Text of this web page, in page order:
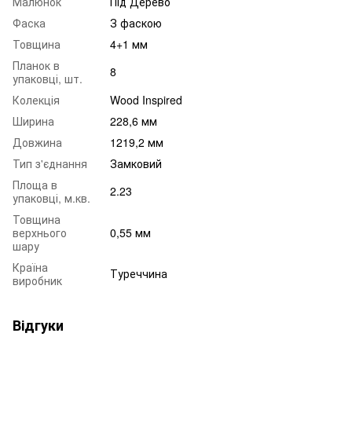
Фаска
З фаскою
Товщина
4+1 мм
Планок в
упаковці, шт.
8
Колекція
Wood Inspired
Ширина
228,6 мм
Довжина
1219,2 мм
Тип з'єднання
Замковий
Площа в
упаковці, м.кв.
2.23
Товщина
верхнього
шару
0,55 мм
Країна
виробник
Туреччина
Відгуки